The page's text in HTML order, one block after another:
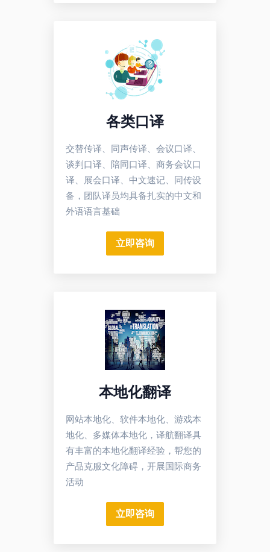
各类口译
交替传译、同声传译、会议口译、
谈判口译、陪同口译、商务会议口
译、展会口译、中文速记、同传设
备，团队译员均具备扎实的中文和
外语语言基础
立即咨询
本地化翻译
网站本地化、软件本地化、游戏本
地化、多媒体本地化，译航翻译具
有丰富的本地化翻译经验，帮您的
产品克服文化障碍，开展国际商务
活动
立即咨询